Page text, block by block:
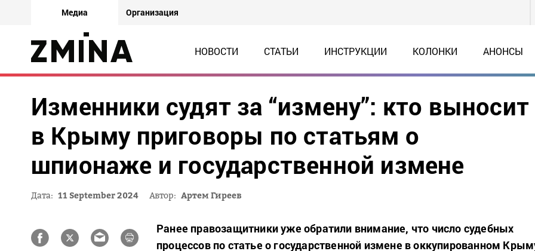
Медиа Организация
НОВОСТИ СТАТЬИ ИНСТРУКЦИИ КОЛОНКИ АНОНСЫ
Изменники судят за “измену”: кто выносит
в Крыму приговоры по статьям о
шпионаже и государственной измене
Дата: 11 September 2024 Автор: Артем Гиреев
Ранее правозащитники уже обратили внимание, что число судебных
процессов по статье о государственной измене в оккупированном